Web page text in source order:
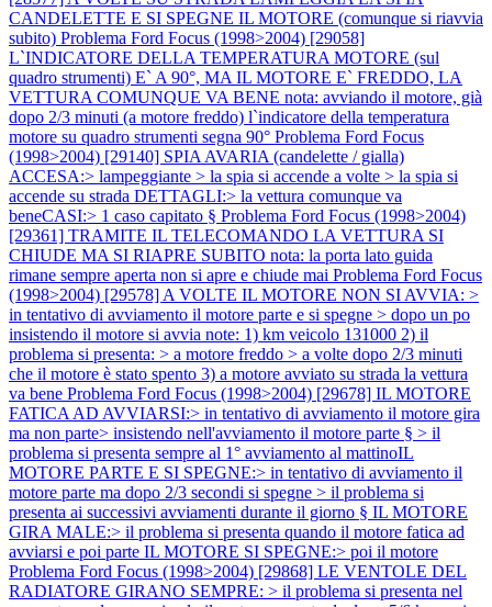
CANDELETTE E SI SPEGNE IL MOTORE (comunque si riavvia
subito) Problema Ford Focus (1998>2004) [29058]
L`INDICATORE DELLA TEMPERATURA MOTORE (sul
quadro strumenti) E` A 90°, MA IL MOTORE E` FREDDO, LA
VETTURA COMUNQUE VA BENE nota: avviando il motore, già
dopo 2/3 minuti (a motore freddo) l`indicatore della temperatura
motore su quadro strumenti segna 90° Problema Ford Focus
(1998>2004) [29140] SPIA AVARIA (candelette / gialla)
ACCESA:> lampeggiante > la spia si accende a volte > la spia si
accende su strada DETTAGLI:> la vettura comunque va
beneCASI:> 1 caso capitato § Problema Ford Focus (1998>2004)
[29361] TRAMITE IL TELECOMANDO LA VETTURA SI
CHIUDE MA SI RIAPRE SUBITO nota: la porta lato guida
rimane sempre aperta non si apre e chiude mai Problema Ford Focus
(1998>2004) [29578] A VOLTE IL MOTORE NON SI AVVIA: >
in tentativo di avviamento il motore parte e si spegne > dopo un po
insistendo il motore si avvia note: 1) km veicolo 131000 2) il
problema si presenta: > a motore freddo > a volte dopo 2/3 minuti
che il motore è stato spento 3) a motore avviato su strada la vettura
va bene Problema Ford Focus (1998>2004) [29678] IL MOTORE
FATICA AD AVVIARSI:> in tentativo di avviamento il motore gira
ma non parte> insistendo nell'avviamento il motore parte § > il
problema si presenta sempre al 1° avviamento al mattinoIL
MOTORE PARTE E SI SPEGNE:> in tentativo di avviamento il
motore parte ma dopo 2/3 secondi si spegne > il problema si
presenta ai successivi avviamenti durante il giorno § IL MOTORE
GIRA MALE:> il problema si presenta quando il motore fatica ad
avviarsi e poi parte IL MOTORE SI SPEGNE:> poi il motore
Problema Ford Focus (1998>2004) [29868] LE VENTOLE DEL
RADIATORE GIRANO SEMPRE: > il problema si presenta nel